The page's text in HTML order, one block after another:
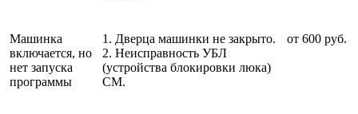
Машинка
включается, но
нет запуска
программы
1. Дверца машинки не закрыто.
2. Неисправность УБЛ
(устройства блокировки люка)
СМ.
от 600 руб.